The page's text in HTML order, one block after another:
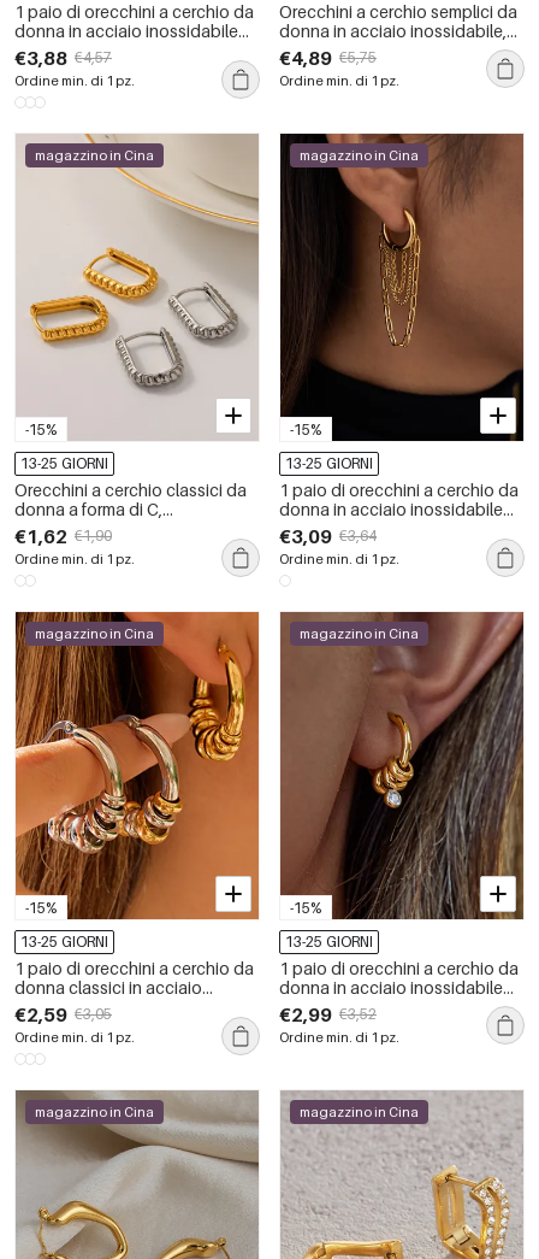
1 paio di orecchini a cerchio da
donna in acciaio inossidabile
color oro, impermeabili, di lusso
€3,88 €4,57
Ordine min. di 1 pz.
Orecchini a cerchio semplici da
donna in acciaio inossidabile,
impermeabili, color oro con
strass.
€4,89 €5,75
Ordine min. di 1 pz.
-15%
magazzino in Cina
13-25 GIORNI
Orecchini a cerchio classici da
donna a forma di C,
impermeabili, in acciaio
inossidabile color oro.
€1,62 €1,90
Ordine min. di 1 pz.
-15%
magazzino in Cina
13-25 GIORNI
1 paio di orecchini a cerchio da
donna in acciaio inossidabile
con nappe delicate e
impermeabili color oro
€3,09 €3,64
Ordine min. di 1 pz.
-15%
magazzino in Cina
13-25 GIORNI
1 paio di orecchini a cerchio da
donna classici in acciaio
inossidabile color oro,
impermeabili e misti
€2,59 €3,05
Ordine min. di 1 pz.
-15%
magazzino in Cina
13-25 GIORNI
1 paio di orecchini a cerchio da
donna in acciaio inossidabile
color oro, impermeabili, semplici
e circolari
€2,99 €3,52
Ordine min. di 1 pz.
magazzino in Cina magazzino in Cina